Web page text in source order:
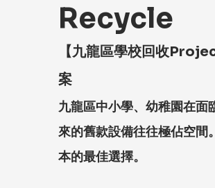
Recycle
【九龍區學校回收
案
九龍區中小學、幼稚園在面
來的舊款設備往往極佔空間
本的最佳選擇。